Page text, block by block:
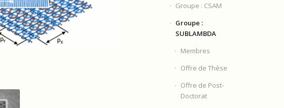
Groupe : CSAM
Groupe :
SUBLAMBDA
Membres
Offre de Thèse
Offre de Post-
Doctorat